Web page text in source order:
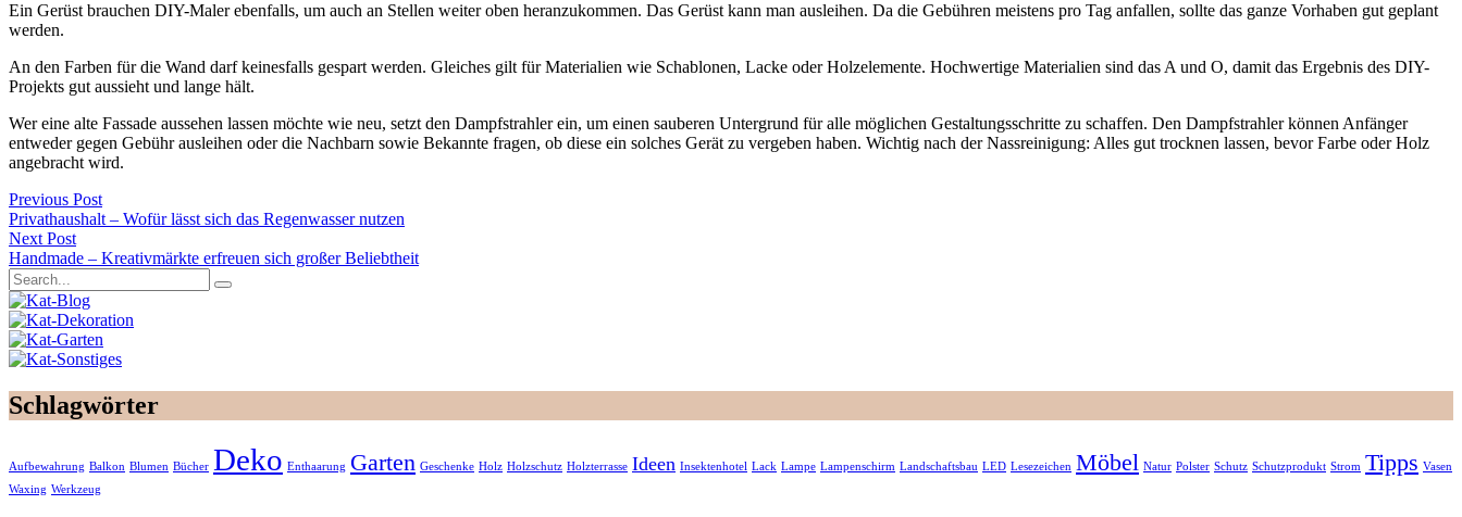
Ein Gerüst brauchen DIY-Maler ebenfalls, um auch an Stellen weiter oben heranzukommen. Das Gerüst kann man ausleihen. Da die Gebühren meistens pro Tag anfallen, sollte das ganze Vorhaben gut geplant
werden.
An den Farben für die Wand darf keinesfalls gespart werden. Gleiches gilt für Materialien wie Schablonen, Lacke oder Holzelemente. Hochwertige Materialien sind das A und O, damit das Ergebnis des DIY-
Projekts gut aussieht und lange hält.
Wer eine alte Fassade aussehen lassen möchte wie neu, setzt den Dampfstrahler ein, um einen sauberen Untergrund für alle möglichen Gestaltungsschritte zu schaffen. Den Dampfstrahler können Anfänger
entweder gegen Gebühr ausleihen oder die Nachbarn sowie Bekannte fragen, ob diese ein solches Gerät zu vergeben haben. Wichtig nach der Nassreinigung: Alles gut trocknen lassen, bevor Farbe oder Holz
angebracht wird.
Previous Post
Privathaushalt – Wofür lässt sich das Regenwasser nutzen
Next Post
Handmade – Kreativmärkte erfreuen sich großer Beliebtheit
Schlagwörter
Aufbewahrung Balkon Blumen Bücher Deko Enthaarung Garten Geschenke Holz Holzschutz Holzterrasse Ideen Insektenhotel Lack Lampe Lampenschirm Landschaftsbau LED Lesezeichen Möbel Natur Polster Schutz Schutzprodukt Strom Tipps Vasen
Waxing Werkzeug